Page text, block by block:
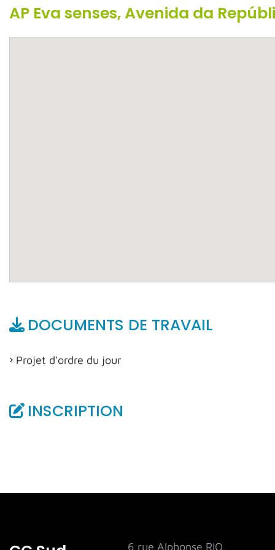
AP Eva senses, Avenida da
DOCUMENTS DE TRAVAIL
Projet d'ordre du jour
INSCRIPTION
6 rue Alphonse RIO